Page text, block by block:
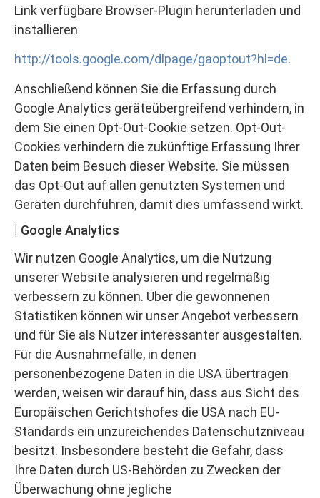
Link verfügbare Browser-Plugin herunterladen und
installieren
http://tools.google.com/dlpage/gaoptout?hl=de.
Anschließend können Sie die Erfassung durch
Google Analytics geräteübergreifend verhindern, in
dem Sie einen Opt-Out-Cookie setzen. Opt-Out-
Cookies verhindern die zukünftige Erfassung Ihrer
Daten beim Besuch dieser Website. Sie müssen
das Opt-Out auf allen genutzten Systemen und
Geräten durchführen, damit dies umfassend wirkt.
Google Analytics
Wir nutzen Google Analytics, um die Nutzung
unserer Website analysieren und regelmäßig
verbessern zu können. Über die gewonnenen
Statistiken können wir unser Angebot verbessern
und für Sie als Nutzer interessanter ausgestalten.
Für die Ausnahmefälle, in denen
personenbezogene Daten in die USA übertragen
werden, weisen wir darauf hin, dass aus Sicht des
Europäischen Gerichtshofes die USA nach EU-
Standards ein unzureichendes Datenschutzniveau
besitzt. Insbesondere besteht die Gefahr, dass
Ihre Daten durch US-Behörden zu Zwecken der
Überwachung ohne jegliche